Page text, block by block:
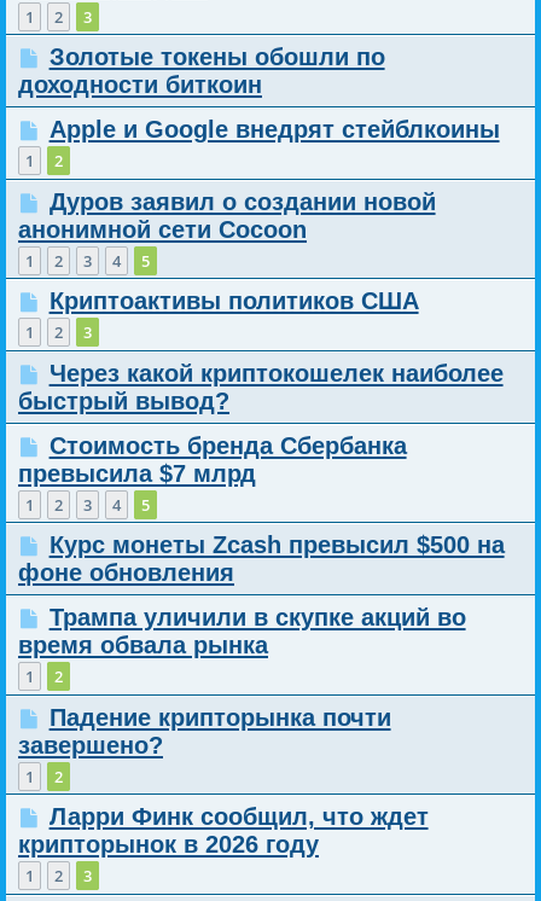
1 2 3
Золотые токены обошли по
доходности биткоин
Apple и Google внедрят стейблкоины
1 2
Дуров заявил о создании новой
анонимной сети Cocoon
1 2 3 4 5
Криптоактивы политиков США
1 2 3
Через какой криптокошелек наиболее
быстрый вывод?
Стоимость бренда Сбербанка
превысила $7 млрд
1 2 3 4 5
Курс монеты Zcash превысил $500 на
фоне обновления
Трампа уличили в скупке акций во
время обвала рынка
1 2
Падение крипторынка почти
завершено?
1 2
Ларри Финк сообщил, что ждет
крипторынок в 2026 году
1 2 3